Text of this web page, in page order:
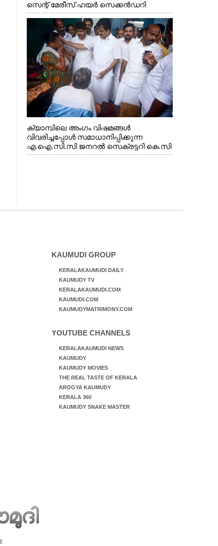
സെന്റ് മേരീസ് ഹയർ സെക്കൻഡറി
സ്കൂളിലെ ക്യാമ്പിലെത്തിയ എ.ഐ.സി.സി
ജനറൽ സെക്രട്ടറി കെ.സി
വേണുഗോപാൽ എം.പി കുരുന്നിനെ
എടുത്ത് ലാളിച്ചപ്പോൾ. സഹകരണ-
എക്സൈസ് വകുപ്പ് മന്ത്രി എം. ലിജു,
കൃഷിവകുപ്പ് മന്ത്രി ടി. സിദ്ദിഖ്, റെജി
ചെറിയാൻ എം. എൽ. എ എന്നിവർ സമീപം
ക്യാമ്പിലെ അംഗം വിഷമങ്ങൾ
വിവരിച്ചപ്പോൾ സമാധാനിപ്പിക്കുന്ന
എ.ഐ.സി.സി ജനറൽ സെക്രട്ടറി കെ.സി
വേണുഗോപാൽ എം.പി. സഹകരണ-
KAUMUDI GROUP
KERALAKAUMUDI DAILY
KAUMUDY TV
KERALAKAUMUDI.COM
KAUMUDI.COM
KAUMUDYMATRIMONY.COM
YOUTUBE CHANNELS
KERALAKAUMUDI NEWS
KAUMUDY
KAUMUDY MOVIES
THE REAL TASTE OF KERALA
AROGYA KAUMUDY
KERALA 360
KAUMUDY SNAKE MASTER